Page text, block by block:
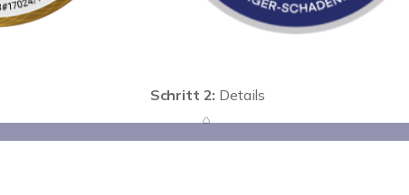
Schritt 2: Details